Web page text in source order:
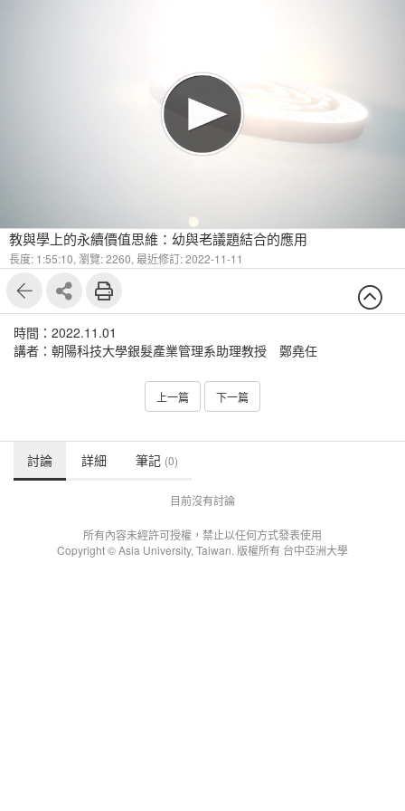
教與學上的永續價值思維：幼與老議題結合的應用
長度: 1:55:10, 瀏覽: 2260, 最近修訂: 2022-11-11
時間：2022.11.01
講者：朝陽科技大學銀髮產業管理系助理教授 鄭堯任
上一篇 下一篇
討論 詳細 筆記 (0)
目前沒有討論
所有內容未經許可授權，禁止以任何方式發表使用
Copyright © Asia University, Taiwan. 版權所有 台中亞洲大學